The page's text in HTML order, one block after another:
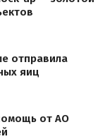
отправила
яиц
от АО